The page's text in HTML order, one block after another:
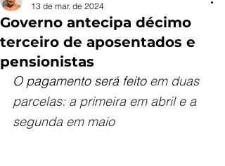
Governo antecipa décimo
terceiro de aposentados e
pensionistas
13 de mar. de 2024
O pagamento será feito em duas
parcelas: a primeira em abril e a
segunda em maio